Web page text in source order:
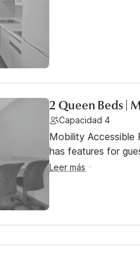
2 Queen Beds |
Capacidad 4
Mobility Accessible
has features for
Leer más